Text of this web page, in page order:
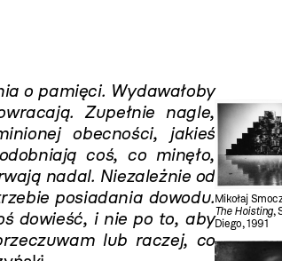
o pamięci. Wydawałoby
Zupełnie nagle,
obecności, jakieś
coś, co minęło,
nadal. Niezależnie od
posiadania dowodu.
dowieść, i nie po to, aby
lub raczej, co
Mikołaj
The Hoisting,
Diego, 1991